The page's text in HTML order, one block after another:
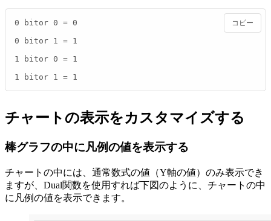
0 bitor 0 = 0
0 bitor 1 = 1
1 bitor 0 = 1
1 bitor 1 = 1
コピー
チャートの表示をカスタマイズする
棒グラフの中に凡例の値を表示する
チャートの中には、通常数式の値（Y軸の値）のみ表示でき
ますが、Dual関数を使用すれば下図のように、チャートの中
に凡例の値を表示できます。